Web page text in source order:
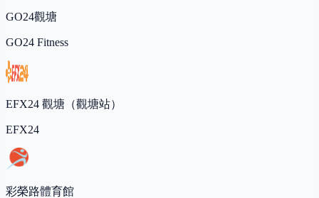
GO24觀塘
GO24 Fitness
EFX24 觀塘（觀塘站）
EFX24
彩榮路體育館